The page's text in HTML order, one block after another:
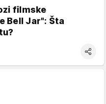
filmske
Bell Jar": Šta